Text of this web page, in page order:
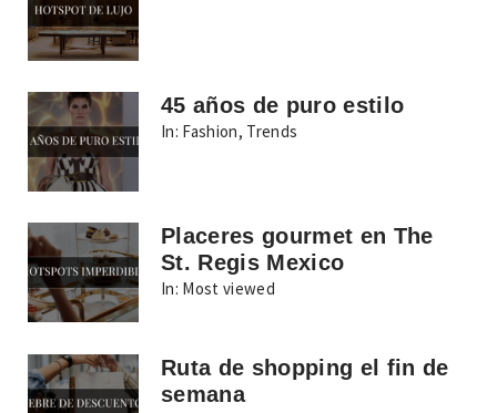
45 años de puro estilo
In: Fashion, Trends
Placeres gourmet en The
St. Regis Mexico
In: Most viewed
Ruta de shopping el fin de
semana